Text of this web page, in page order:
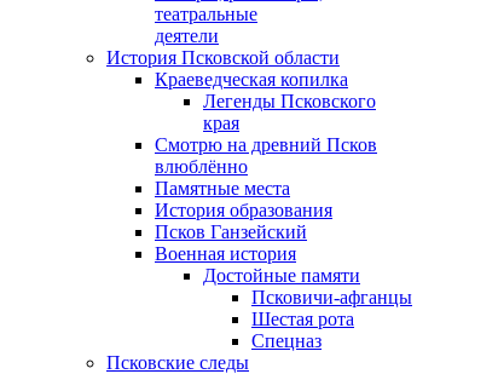
театральные
деятели
История Псковской области
Краеведческая копилка
Легенды Псковского
края
Смотрю на древний Псков
влюблённо
Памятные места
История образования
Псков Ганзейский
Военная история
Достойные памяти
Псковичи-афганцы
Шестая рота
Спецназ
Псковские следы